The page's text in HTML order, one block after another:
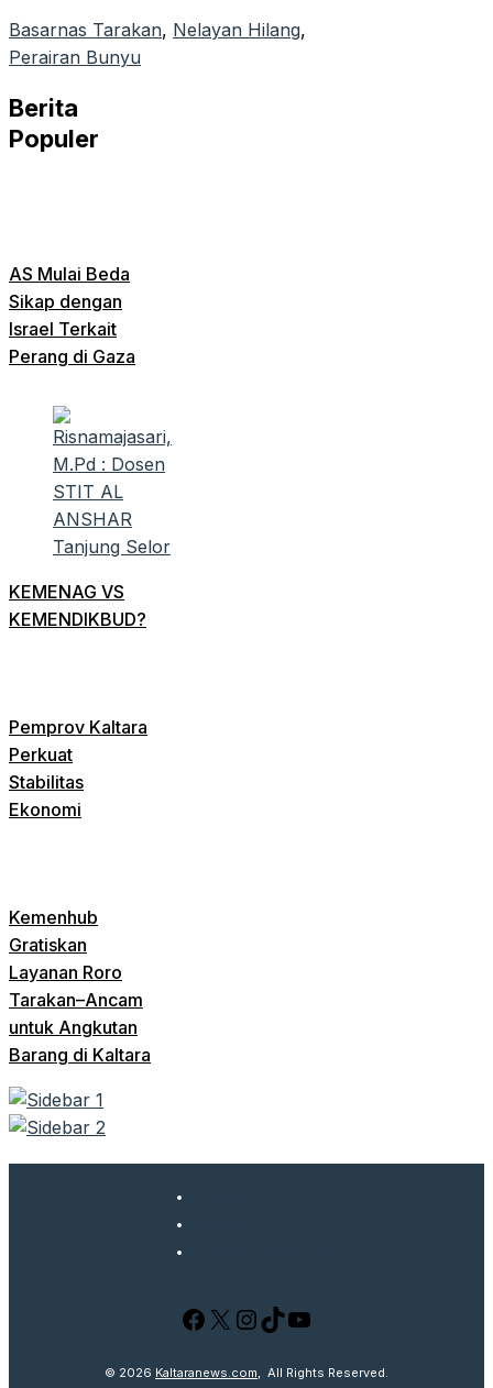
Basarnas Tarakan, Nelayan Hilang
Perairan Bunyu
Berita
Populer
AS Mulai Beda
Sikap dengan
Israel Terkait
Perang di Gaza
KEMENAG VS
KEMENDIKBUD?
Pemprov Kaltara
Perkuat
Stabilitas
Ekonomi
Kemenhub
Gratiskan
Layanan Roro
Tarakan–Ancam
untuk Angkutan
Barang di Kaltara
Facebook
X Instagram
TikTok
YouTube
© 2026 Kaltaranews.com , All Rights Reserved.